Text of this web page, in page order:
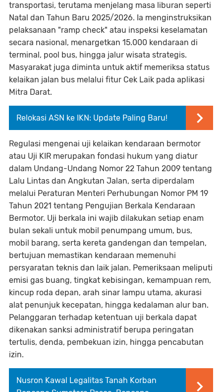
transportasi, terutama menjelang masa liburan seperti
Natal dan Tahun Baru 2025/2026. Ia menginstruksikan
pelaksanaan "ramp check" atau inspeksi keselamatan
secara nasional, menargetkan 15.000 kendaraan di
terminal, pool bus, hingga jalur wisata strategis.
Masyarakat juga diminta untuk aktif memeriksa status
kelaikan jalan bus melalui fitur Cek Laik pada aplikasi
Mitra Darat.
Relokasi ASN ke IKN: Update Paling Baru!
Regulasi mengenai uji kelaikan kendaraan bermotor
atau Uji KIR merupakan fondasi hukum yang diatur
dalam Undang-Undang Nomor 22 Tahun 2009 tentang
Lalu Lintas dan Angkutan Jalan, serta diperdalam
melalui Peraturan Menteri Perhubungan Nomor PM 19
Tahun 2021 tentang Pengujian Berkala Kendaraan
Bermotor. Uji berkala ini wajib dilakukan setiap enam
bulan sekali untuk mobil penumpang umum, bus,
mobil barang, serta kereta gandengan dan tempelan,
bertujuan memastikan kendaraan memenuhi
persyaratan teknis dan laik jalan. Pemeriksaan meliputi
emisi gas buang, tingkat kebisingan, kemampuan rem,
kincup roda depan, arah sinar lampu utama, akurasi
alat penunjuk kecepatan, hingga kedalaman alur ban.
Pelanggaran terhadap ketentuan uji berkala dapat
dikenakan sanksi administratif berupa peringatan
tertulis, denda, pembekuan izin, hingga pencabutan
izin.
Nusron Kawal Legalitas Tanah Korban